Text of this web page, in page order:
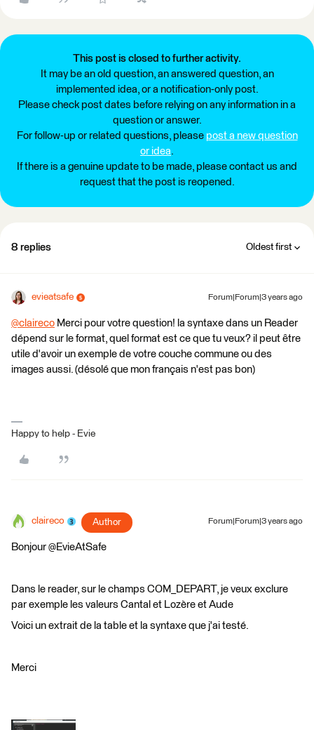
This post is closed to further activity.
It may be an old question, an answered question, an
implemented idea, or a notification-only post.
Please check post dates before relying on any information in a
question or answer.
For follow-up or related questions, please post a new question
or idea.
If there is a genuine update to be made, please contact us and
request that the post is reopened.
8 replies Oldest first
evieatsafe Forum|Forum|3 years ago
@claireco ​ Merci pour votre question! la syntaxe dans un Reader
dépend sur le format, quel format est ce que tu veux? il peut être
utile d'avoir un exemple de votre couche commune ou des
images aussi. (désolé que mon français n'est pas bon)
Happy to help - Evie
claireco Author Forum|Forum|3 years ago
Bonjour @EvieAtSafe
Dans le reader, sur le champs COM_DEPART, je veux exclure
par exemple les valeurs Cantal et Lozère et Aude
Voici un extrait de la table et la syntaxe que j'ai testé.
Merci